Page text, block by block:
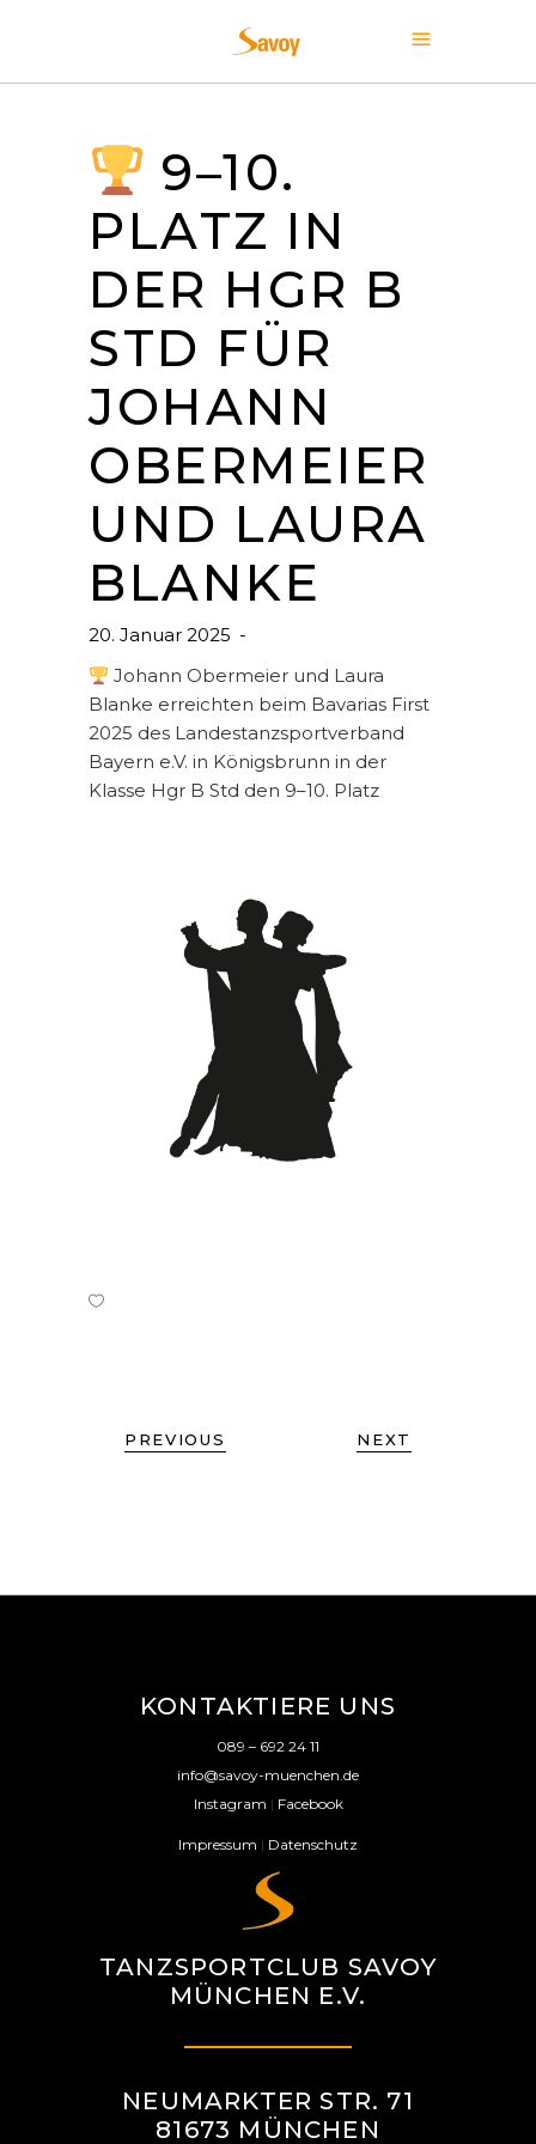
9–10.
PLATZ IN
DER HGR B
STD FÜR
JOHANN
OBERMEIER
UND LAURA
BLANKE
20. Januar 2025
Johann Obermeier und Laura
Blanke erreichten beim Bavarias First
2025 des Landestanzsportverband
Bayern e.V. in Königsbrunn in der
Klasse Hgr B Std den 9–10. Platz
PREVIOUS NEXT
KONTAKTIERE UNS
089 – 692 24 11
info@savoy-muenchen.de
Instagram | Facebook
Impressum | Datenschutz
TANZSPORTCLUB SAVOY
MÜNCHEN E.V.
NEUMARKTER STR. 71
81673 MÜNCHEN